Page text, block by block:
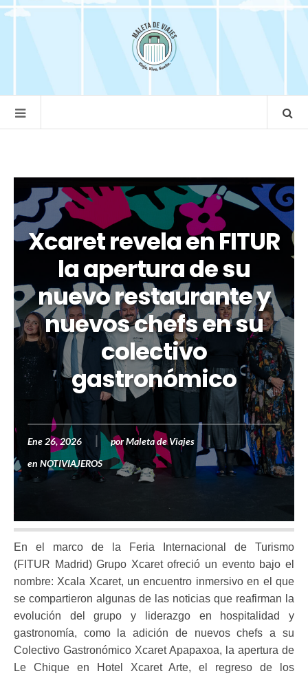
Xcaret revela en FITUR
la apertura de su
nuevo restaurante y
nuevos chefs en su
colectivo
gastronómico
Ene 26, 2026 porMaleta de Viajes
en NOTIVIAJEROS
En el marco de la Feria Internacional de Turismo
(FITUR Madrid) Grupo Xcaret ofreció un evento bajo el
nombre: Xcala Xcaret, un encuentro inmersivo en el que
se compartieron algunas de las noticias que reafirman la
evolución del grupo y liderazgo en hospitalidad y
gastronomía, como la adición de nuevos chefs a su
Colectivo Gastronómico Xcaret Apapaxoa, la apertura de
Le Chique en Hotel Xcaret Arte, el regreso de los